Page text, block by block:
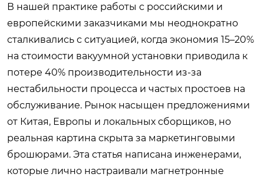
В нашей практике работы с российскими и
европейскими заказчиками мы неоднократно
сталкивались с ситуацией, когда экономия 15–20%
на стоимости вакуумной установки приводила к
потере 40% производительности из-за
нестабильности процесса и частых простоев на
обслуживание. Рынок насыщен предложениями
от Китая, Европы и локальных сборщиков, но
реальная картина скрыта за маркетинговыми
брошюрами. Эта статья написана инженерами,
которые лично настраивали магнетронные